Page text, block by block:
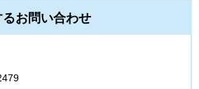
お問い合わせ